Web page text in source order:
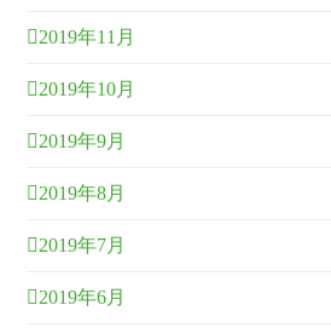
2019年11月
2019年10月
2019年9月
2019年8月
2019年7月
2019年6月